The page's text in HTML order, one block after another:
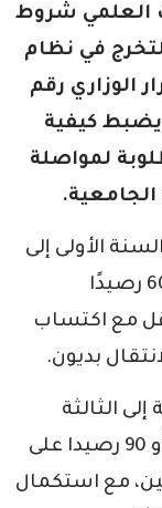
العلمي شروط
في نظام
الوزاري رقم
أكتوبر 2025، الذي يضبط كيفية
لمواصلة
الأولى إلى
الثانية في طور الليسانس اكتساب 60 رصيدًا
على الأقل مع اكتساب
الثالثة
اكتساب 120 رصيد للانتقال العادي، أو 90 رصيدا على
مع استكمال